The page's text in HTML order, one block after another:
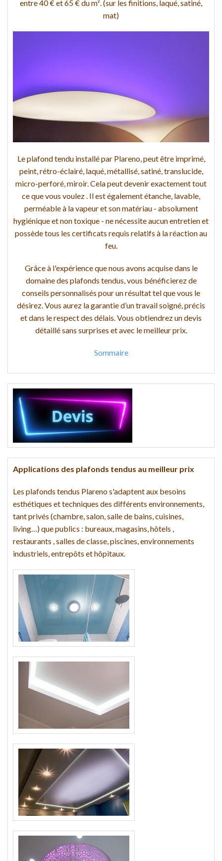
entre 40 € et 65 € du m². (sur les finitions, laqué, satiné,
mat)
Le plafond tendu installé par Plareno, peut être imprimé,
peint, rétro-éclairé, laqué, métallisé, satiné, translucide,
micro-perforé, miroir. Cela peut devenir exactement tout
ce que vous voulez . Il est également étanche, lavable,
perméable à la vapeur et son matériau - absolument
hygiénique et non toxique - ne nécessite aucun entretien et
possède tous les certificats requis relatifs à la réaction au
feu.
Grâce à l'expérience que nous avons acquise dans le
domaine des plafonds tendus, vous bénéficierez de
conseils personnalisés pour un résultat tel que vous le
désirez. Vous aurez la garantie d’un travail soigné, précis
et dans le respect des délais. Vous obtiendrez un devis
détaillé sans surprises et avec le meilleur prix.
Sommaire
Applications des plafonds tendus au meilleur prix
Les plafonds tendus Plareno s'adaptent aux besoins
esthétiques et techniques des différents environnements,
tant privés (chambre, salon, salle de bains, cuisines,
living…) que publics : bureaux, magasins, hôtels ,
restaurants , salles de classe, piscines, environnements
industriels, entrepôts et hôpitaux.